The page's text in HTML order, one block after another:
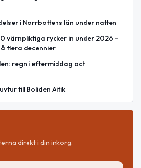
i Norrbottens län under natten
värnpliktiga rycker in under 2026 –
flera decennier
regn i eftermiddag och
till Boliden Aitik
direkt i din inkorg.